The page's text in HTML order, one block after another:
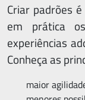
Criar padrões
em prática
experiências
Conheça as
maior